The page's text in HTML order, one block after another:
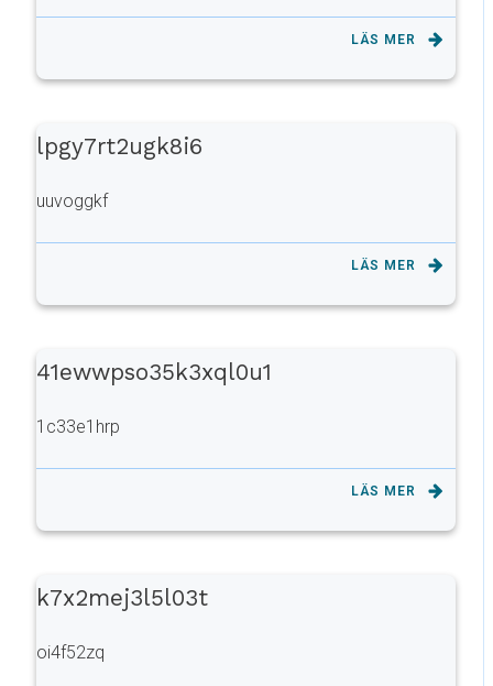
LÄS MER
lpgy7rt2ugk8i6
uuvoggkf
LÄS MER
41ewwpso35k3xql0u1
1c33e1hrp
LÄS MER
k7x2mej3l5l03t
oi4f52zq